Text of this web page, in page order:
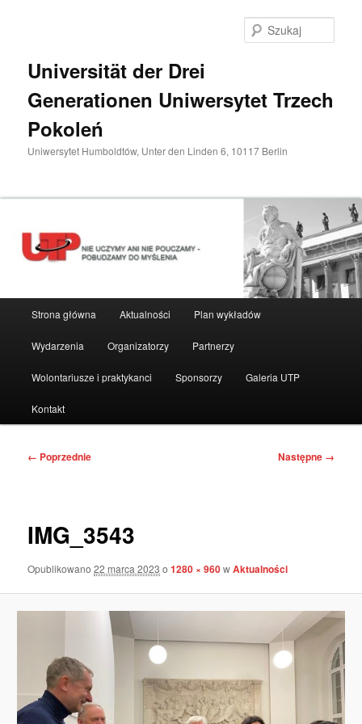
Universität der Drei
Generationen Uniwersytet Trzech
Pokoleń
Uniwersytet Humboldtów, Unter den Linden 6, 10117 Berlin
Strona główna Aktualności Plan wykładów
Wydarzenia Organizatorzy Partnerzy
Wolontariusze i praktykanci Sponsorzy Galeria UTP
Kontakt
Nawigacja
← Poprzednie Następne →
IMG_3543
Opublikowano22 marca 2023 o1280 × 960wAktualności